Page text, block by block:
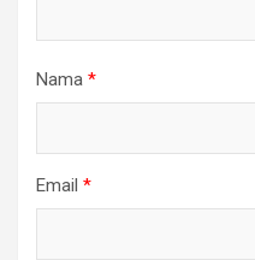
Nama *
Email *